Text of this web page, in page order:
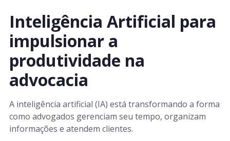
Inteligência Artificial para
impulsionar a
produtividade na
advocacia
A inteligência artificial (IA) está transformando a forma
como advogados gerenciam seu tempo, organizam
informações e atendem clientes.